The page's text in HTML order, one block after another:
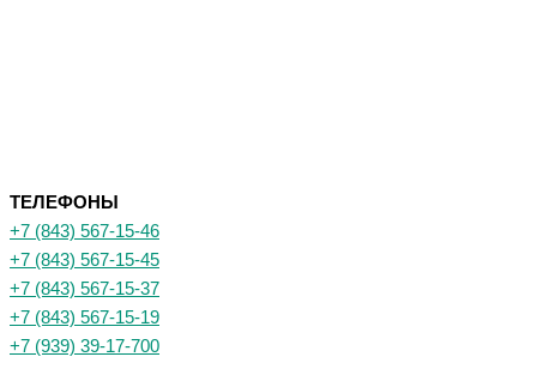
ТЕЛЕФОНЫ
+7 (843) 567-15-46
+7 (843) 567-15-45
+7 (843) 567-15-37
+7 (843) 567-15-19
+7 (939) 39-17-700